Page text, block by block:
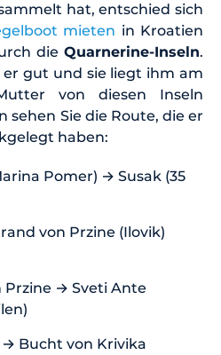
hat, entschied sich
mieten in Kroatien
die Quarnerine-Inseln.
er gut und sie liegt ihm am
von diesen Inseln
sehen Sie die Route, die er
haben:
Pomer) → Susak (35
von Przine (Ilovik)
Przine → Sveti Ante
→ Bucht von Krivika